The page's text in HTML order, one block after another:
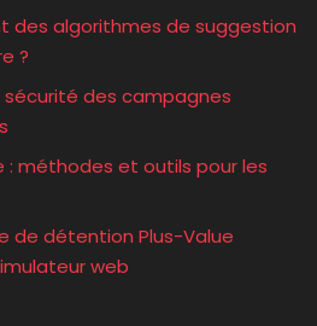
des algorithmes de suggestion
?
sécurité des campagnes
: méthodes et outils pour les
de détention Plus-Value
web